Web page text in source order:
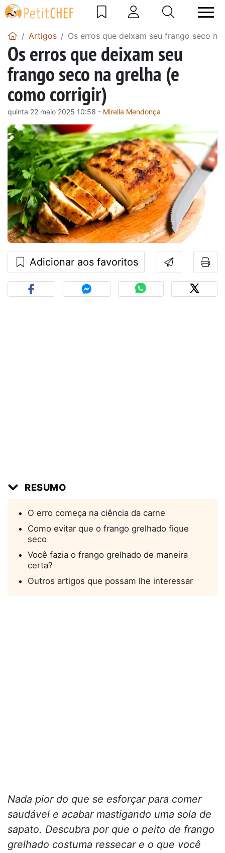
Artigos Os erros que deixam seu frango seco
Os erros que deixam seu
frango seco na grelha (e
como corrigir)
quinta 22 maio 2025 10:58 - Mirella Mendonça
Adicionar aos favoritos
RESUMO
O erro começa na ciência da carne
Como evitar que o frango grelhado fique
seco
Você fazia o frango grelhado de maneira
certa?
Outros artigos que possam lhe interessar
Nada pior do que se esforçar para comer
saudável e acabar mastigando uma sola de
sapato. Descubra por que o peito de frango
grelhado costuma ressecar e o que você